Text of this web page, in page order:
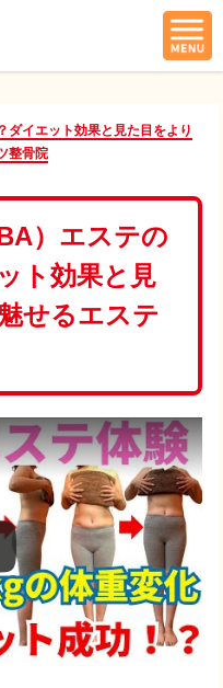
ダイエット効果と見た目をより
整骨院
）エステの
ト効果と見
せるエステ